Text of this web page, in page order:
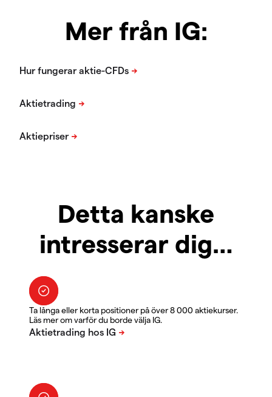
Mer från IG:
Detta kanske
intresserar dig…
Ta långa eller korta positioner på över 8 000 aktiekurser.
Läs mer om varför du borde välja IG.